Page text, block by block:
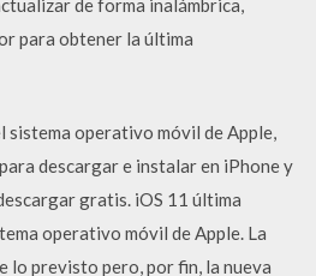
para obtener la última
sistema operativo móvil de Apple,
descargar e instalar en iPhone y
gratis. iOS 11 última
operativo móvil de Apple. La
lo previsto pero, por fin, la nueva